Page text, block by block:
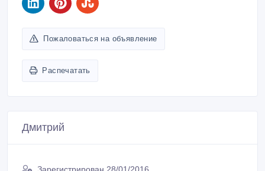
Пожаловаться на объявление
Распечатать
Дмитрий